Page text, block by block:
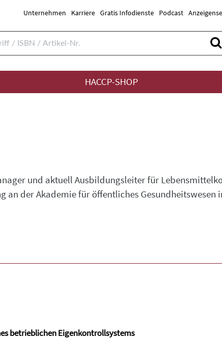
Unternehmen Karriere Gratis Infodienste Podcast
HACCP-SHOP
und aktuell Ausbildungsleiter für
der Akademie für öffentliches Gesundheitswesen
betrieblichen Eigenkontrollsystems